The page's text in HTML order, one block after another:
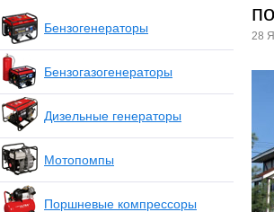
Бензогенераторы
Бензогазогенераторы
Дизельные генераторы
Мотопомпы
Поршневые компрессоры
28